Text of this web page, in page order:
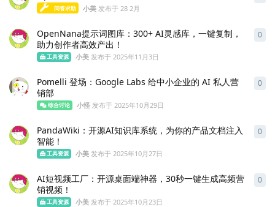
问答求助 小美 发布于 28 2月
OpenNana提示词图库：300+ AI灵感库，一键复制，
助力创作者高效产出！
工具资源 小美 发布于 2025年11月3日
0
Pomelli 登场：Google Labs 给中小企业的 AI 私人营
销部
综合讨论 小怪 发布于 2025年10月29日
0
PandaWiki：开源AI知识库系统，为你的产品文档注入
智能！
工具资源 小美 发布于 2025年10月27日
0
AI短视频工厂：开源桌面端神器，30秒一键生成高频营
销视频！
工具资源 小美 发布于 2025年10月23日
0